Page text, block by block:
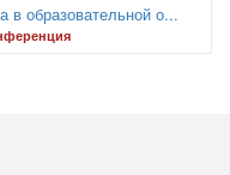
в образовательной о...